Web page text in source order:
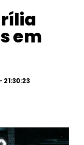
em
21:30:23